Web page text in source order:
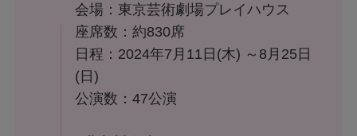
会場：東京芸術劇場プレイハウス
座席数：約830席
日程：2024年7月11日(木) ～8月25日
(日)
公演数：47公演